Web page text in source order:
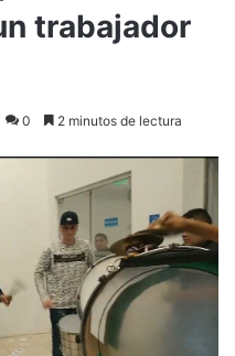
trabajador
0 2 minutos de lectura